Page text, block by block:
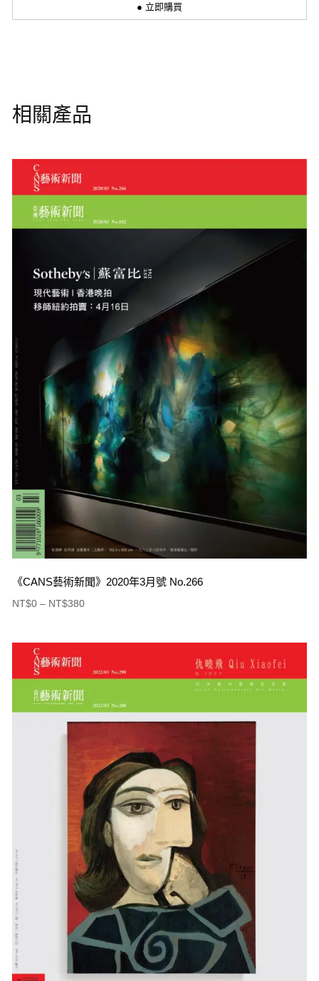
● 立即購買
相關產品
《CANS藝術新聞》2020年3月號 No.266
NT$0 – NT$380